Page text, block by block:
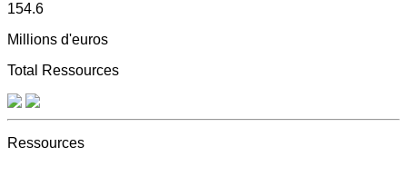
154.6
Millions d'euros
Total Ressources
Ressources